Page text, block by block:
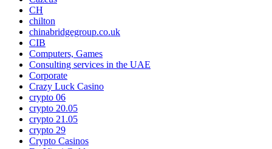
CH
chilton
chinabridgegroup.co.uk
CIB
Computers, Games
Consulting services in the UAE
Corporate
Crazy Luck Casino
crypto 06
crypto 20.05
crypto 21.05
crypto 29
Crypto Casinos